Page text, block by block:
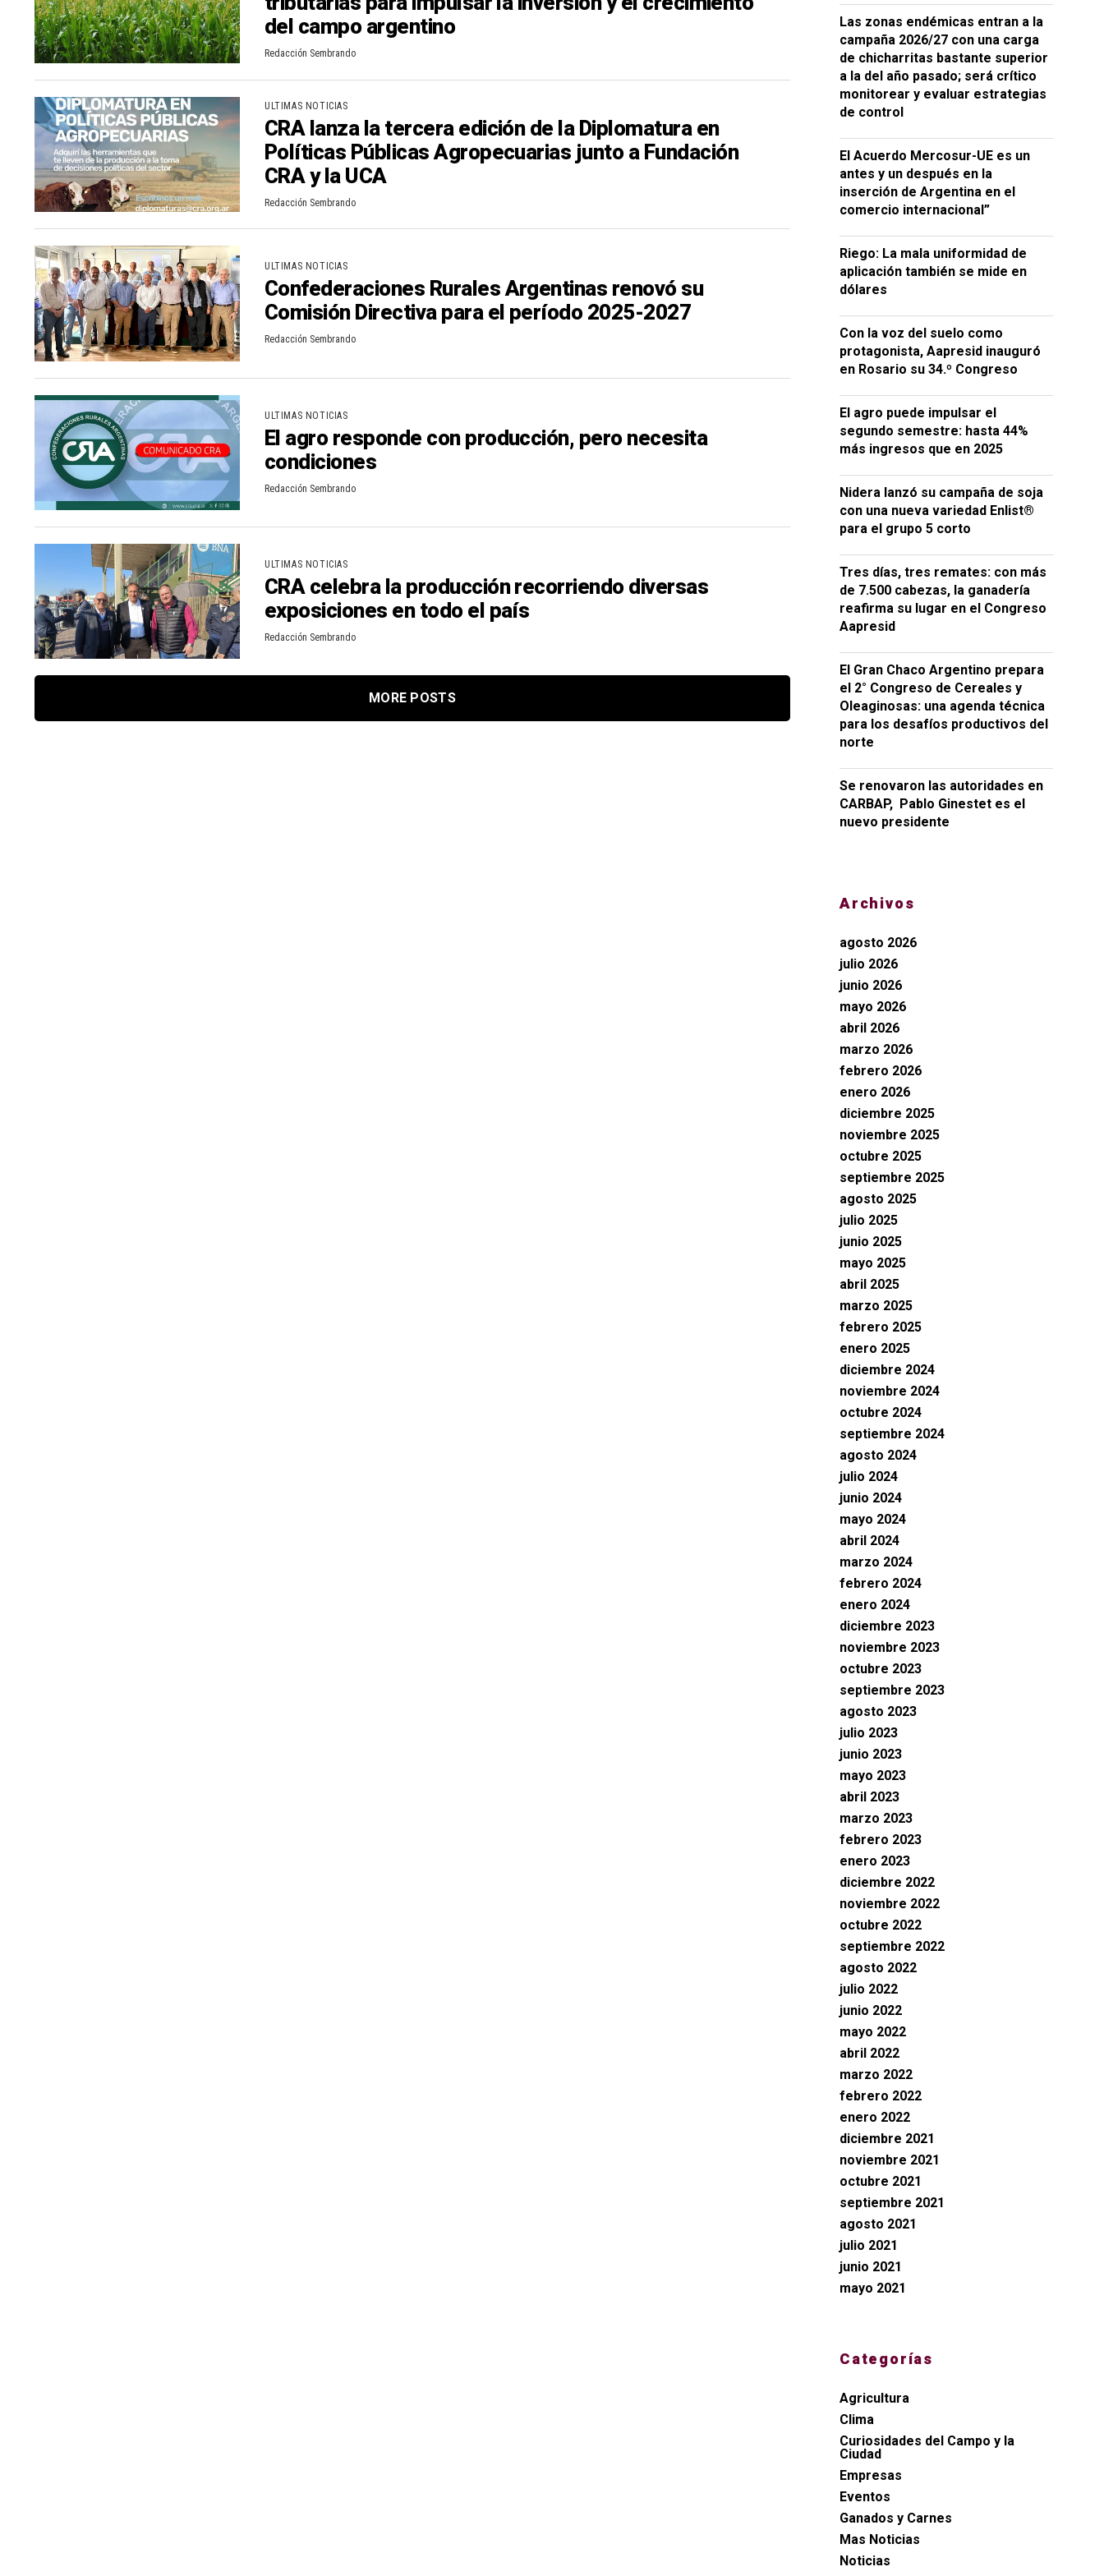
del campo argentino
Redacción Sembrando
ULTIMAS NOTICIAS
CRA lanza la tercera edición de la Diplomatura en
Políticas Públicas Agropecuarias junto a Fundación
CRA y la UCA
Redacción Sembrando
ULTIMAS NOTICIAS
Confederaciones Rurales Argentinas renovó su
Comisión Directiva para el período 2025-2027
Redacción Sembrando
ULTIMAS NOTICIAS
El agro responde con producción, pero necesita
condiciones
Redacción Sembrando
ULTIMAS NOTICIAS
CRA celebra la producción recorriendo diversas
exposiciones en todo el país
Redacción Sembrando
MORE POSTS
Las zonas endémicas entran a la
campaña 2026/27 con una carga
de chicharritas bastante superior
a la del año pasado; será crítico
monitorear y evaluar estrategias
de control
El Acuerdo Mercosur-UE es un
antes y un después en la
inserción de Argentina en el
comercio internacional”
Riego: La mala uniformidad de
aplicación también se mide en
dólares
Con la voz del suelo como
protagonista, Aapresid inauguró
en Rosario su 34.º Congreso
El agro puede impulsar el
segundo semestre: hasta 44%
más ingresos que en 2025
Nidera lanzó su campaña de soja
con una nueva variedad Enlist®
para el grupo 5 corto
Tres días, tres remates: con más
de 7.500 cabezas, la ganadería
reafirma su lugar en el Congreso
Aapresid
El Gran Chaco Argentino prepara
el 2° Congreso de Cereales y
Oleaginosas: una agenda técnica
para los desafíos productivos del
norte
Se renovaron las autoridades en
CARBAP, Pablo Ginestet es el
nuevo presidente
Archivos
agosto 2026
julio 2026
junio 2026
mayo 2026
abril 2026
marzo 2026
febrero 2026
enero 2026
diciembre 2025
noviembre 2025
octubre 2025
septiembre 2025
agosto 2025
julio 2025
junio 2025
mayo 2025
abril 2025
marzo 2025
febrero 2025
enero 2025
diciembre 2024
noviembre 2024
octubre 2024
septiembre 2024
agosto 2024
julio 2024
junio 2024
mayo 2024
abril 2024
marzo 2024
febrero 2024
enero 2024
diciembre 2023
noviembre 2023
octubre 2023
septiembre 2023
agosto 2023
julio 2023
junio 2023
mayo 2023
abril 2023
marzo 2023
febrero 2023
enero 2023
diciembre 2022
noviembre 2022
octubre 2022
septiembre 2022
agosto 2022
julio 2022
junio 2022
mayo 2022
abril 2022
marzo 2022
febrero 2022
enero 2022
diciembre 2021
noviembre 2021
octubre 2021
septiembre 2021
agosto 2021
julio 2021
junio 2021
mayo 2021
Categorías
Agricultura
Clima
Curiosidades del Campo y la
Ciudad
Empresas
Eventos
Ganados y Carnes
Mas Noticias
Noticias